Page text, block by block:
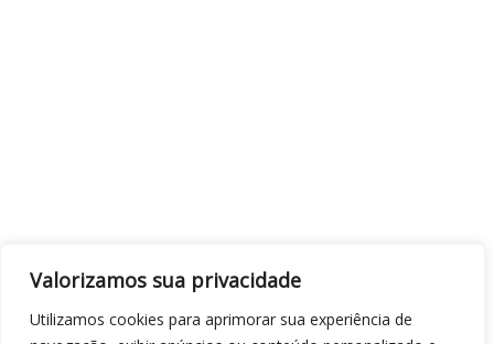
Valorizamos sua privacidade
Utilizamos cookies para aprimorar sua experiência de